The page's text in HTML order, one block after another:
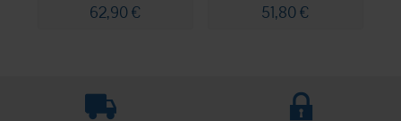
62,90 € 51,80 €